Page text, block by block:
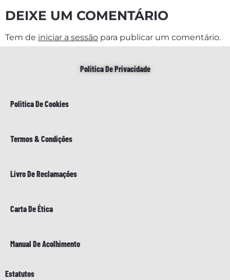
DEIXE UM COMENTÁRIO
Tem de iniciar a sessão para publicar um comentário.
Politica De Privacidade
Politica De Cookies
Termos & Condições
Livro De Reclamações
Carta De Ética
Manual De Acolhimento
Estatutos